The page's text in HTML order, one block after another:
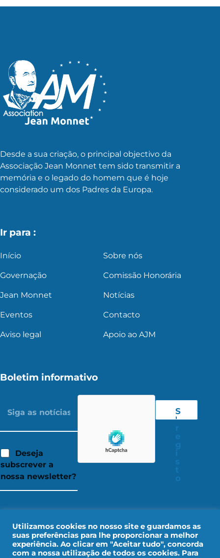
Desde a sua criação, o principal objectivo da
Associação Jean Monnet tem sido transmitir a
memória e o legado do homem que é hoje
considerado um dos Padres da Europa.
Ir para :
Início Sobre nós
Governação Comissão Honorária
Jean Monnet Notícias
Eventos Contacto
Aviso legal Apoio ao AJM
Boletim informativo
Deseja
subscrever a
nossa newsletter?
S
'
Utilizamos cookies no nosso site e guardamos as
suas preferências para lhe proporcionar a melhor
experiência. Ao clicar em "Aceitar tudo", concorda
com a nossa utilização de todos os cookies. Para